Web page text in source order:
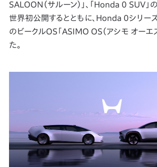
SALOON（サルーン）」、「Honda 0 SUV」
世界初公開するとともに、Honda 0シリー
のビークルOS「ASIMO OS（アシモ オーエ
た。